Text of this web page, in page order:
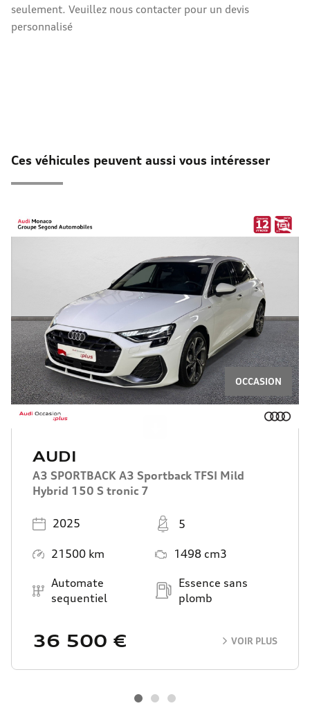
seulement. Veuillez nous contacter pour un devis
personnalisé
Ces véhicules peuvent aussi vous intéresser
OCCASION
AUDI
A3 SPORTBACK A3 Sportback TFSI Mild
Hybrid 150 S tronic 7
Année
2025
Places
5
Kilométrage
21500 km
Moteur
1498 cm3
Boîte de vitesse
Automate
sequentiel
Carburant
Essence sans
plomb
36 500 € VOIR PLUS